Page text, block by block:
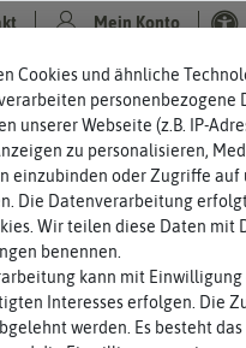
Mein Konto
Cookies und ähnliche
personenbezogene
unserer Webseite (z.B. IP-
zu personalisieren,
einzubinden oder Zugriffe auf
Die Datenverarbeitung
Wir teilen diese Daten mit
benennen.
kann mit Einwilligung
Interesses erfolgen. Die
werden. Es besteht das